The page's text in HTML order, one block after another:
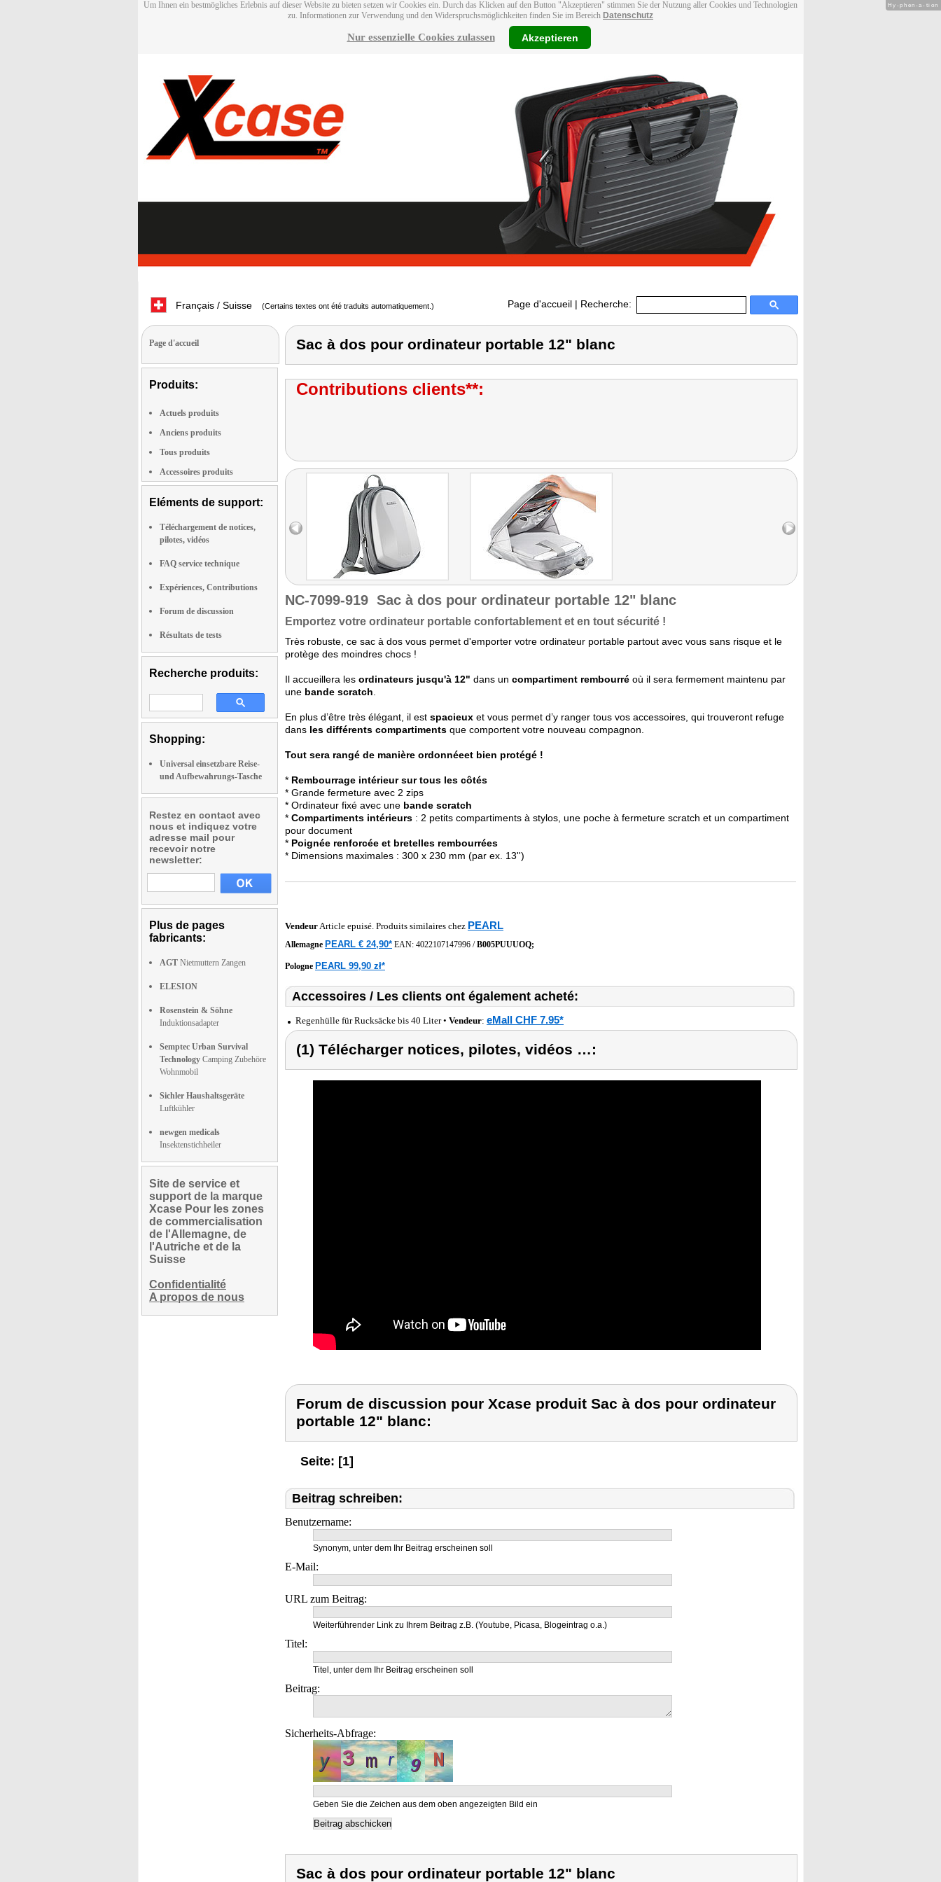
Um Ihnen ein bestmögliches Erlebnis auf dieser Website zu bieten setzen wir Cookies ein. Durch das Klicken auf den Button "Akzeptieren" stimmen Sie der Nutzung aller Cookies und Technologien
zu. Informationen zur Verwendung und den Widerspruchsmöglichkeiten finden Sie im Bereich Datenschutz
Nur essenzielle Cookies zulassen Akzeptieren
Français / Suisse (Certains textes ont été traduits automatiquement.) Page d'accueil | Recherche:
Page d'accueil
Produits:
Actuels produits
Anciens produits
Tous produits
Accessoires produits
Eléments de support:
Téléchargement de notices,
pilotes, vidéos
FAQ service technique
Expériences, Contributions
Forum de discussion
Résultats de tests
Recherche produits:
Shopping:
Universal einsetzbare Reise-
und Aufbewahrungs-Tasche
Restez en contact avec
nous et indiquez votre
adresse mail pour
recevoir notre
newsletter:
Plus de pages
fabricants:
AGT Nietmuttern Zangen
ELESION
Rosenstein & Söhne
Induktionsadapter
Semptec Urban Survival
Technology Camping Zubehöre
Wohnmobil
Sichler Haushaltsgeräte
Luftkühler
newgen medicals
Insektenstichheiler
Site de service et
support de la marque
Xcase Pour les zones
de commercialisation
de l'Allemagne, de
l'Autriche et de la
Suisse
Confidentialité
A propos de nous
Sac à dos pour ordinateur portable 12" blanc
Contributions clients**:
NC-7099-919 Sac à dos pour ordinateur portable 12" blanc
Emportez votre ordinateur portable confortablement et en tout sécurité !
Très robuste, ce sac à dos vous permet d'emporter votre ordinateur portable partout avec vous sans risque et le
protège des moindres chocs !
Il accueillera les ordinateurs jusqu'à 12" dans un compartiment rembourré où il sera fermement maintenu par
une bande scratch
En plus d’être très élégant, il est spacieux et vous permet d’y ranger tous vos accessoires, qui trouveront refuge
dans les différents compartiments que comportent votre nouveau compagnon.
Tout sera rangé de manière ordonnéeet bien protégé !
* Rembourrage intérieur sur tous les côtés
* Grande fermeture avec 2 zips
* Ordinateur fixé avec une bande scratch
* Compartiments intérieurs : 2 petits compartiments à stylos, une poche à fermeture scratch et un compartiment
pour document
* Poignée renforcée et bretelles rembourrées
* Dimensions maximales : 300 x 230 mm (par ex. 13'')
VendeurArticle epuisé. Produits similaires chez PEARL
Allemagne PEARL € 24,90* EAN: 4022107147996 /B005PUUUOQ;
Pologne PEARL 99,90 zł*
Accessoires / Les clients ont également acheté:
Regenhülle für Rucksäcke bis 40 Liter • Vendeur: eMall CHF 7.95*
(1) Télécharger notices, pilotes, vidéos …:
Forum de discussion pour Xcase produit Sac à dos pour ordinateur
portable 12" blanc:
Seite: [1]
Beitrag schreiben:
Benutzername:
Synonym, unter dem Ihr Beitrag erscheinen soll
E-Mail:
URL zum Beitrag:
Weiterführender Link zu Ihrem Beitrag z.B. (Youtube, Picasa, Blogeintrag o.a.)
Titel:
Titel, unter dem Ihr Beitrag erscheinen soll
Beitrag:
Sicherheits-Abfrage:
Geben Sie die Zeichen aus dem oben angezeigten Bild ein
Sac à dos pour ordinateur portable 12" blanc
Hy-phen-a-tion